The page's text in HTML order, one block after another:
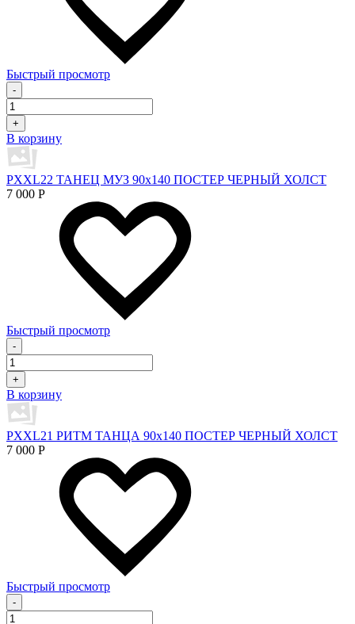
Быстрый просмотр
-
+
В корзину
PXXL22 ТАНЕЦ МУЗ 90x140 ПОСТЕР ЧЕРНЫЙ ХОЛСТ
7 000 Р
Быстрый просмотр
-
+
В корзину
PXXL21 РИТМ ТАНЦА 90x140 ПОСТЕР ЧЕРНЫЙ ХОЛСТ
7 000 Р
Быстрый просмотр
-